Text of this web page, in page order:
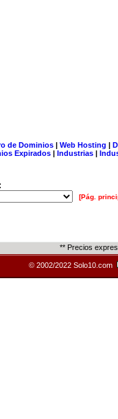
de Dominios| Web Hosting |
Expirados | Industrias |
[Pág.
** Precios
© 2002/2022 Solo10.com